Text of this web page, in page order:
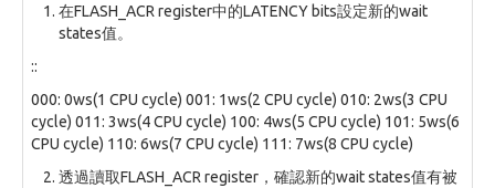
在FLASH_ACR register中的LATENCY bits設定新的wait
states值。
::
000: 0ws(1 CPU cycle) 001: 1ws(2 CPU cycle) 010: 2ws(3 CPU
cycle) 011: 3ws(4 CPU cycle) 100: 4ws(5 CPU cycle) 101: 5ws(6
CPU cycle) 110: 6ws(7 CPU cycle) 111: 7ws(8 CPU cycle)
透過讀取FLASH_ACR register，確認新的wait states值有被